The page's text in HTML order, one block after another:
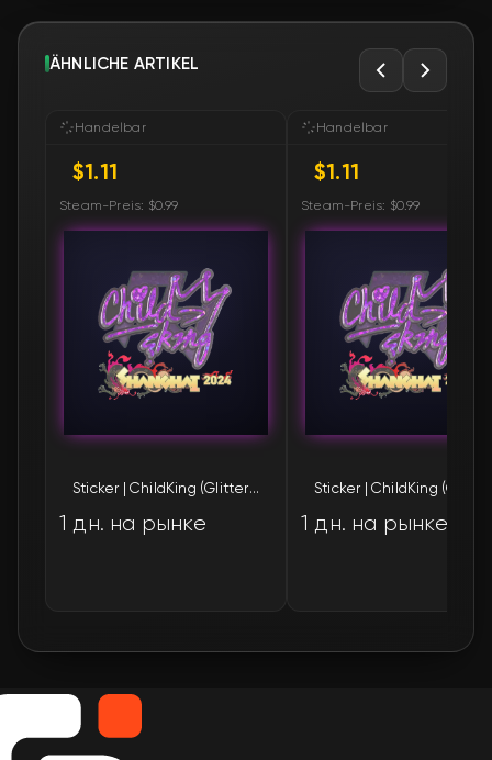
ÄHNLICHE ARTIKEL
Handelbar
$1.11
Steam-Preis: $0.99
Sticker | ChildKing (Glitter) | Shanghai 2024
1 дн. на рынке
Handelbar
$1.11
Steam-Preis: $0.99
1 дн. на рынке